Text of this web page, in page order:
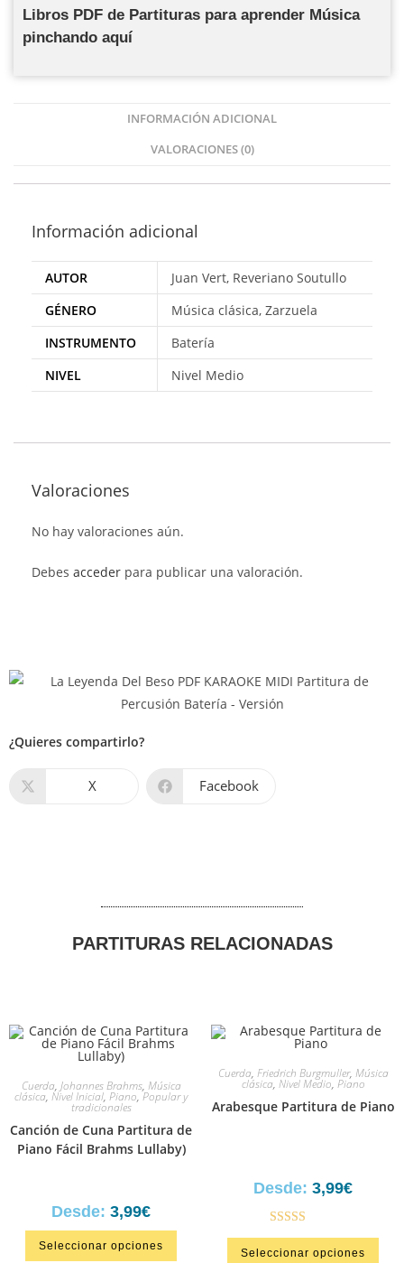
¿Quieres compartirlo?
X Facebook
Libros PDF de Partituras para aprender Música
pinchando aquí
INFORMACIÓN ADICIONAL
VALORACIONES (0)
Información adicional
AUTOR
Juan Vert, Reveriano Soutullo
GÉNERO
Música clásica, Zarzuela
INSTRUMENTO
Batería
NIVEL
Nivel Medio
Valoraciones
No hay valoraciones aún.
Debes acceder para publicar una valoración.
PARTITURAS RELACIONADAS
Cuerda, Johannes Brahms, Música
clásica, Nivel Inicial, Piano,Popular y
tradicionales
Canción de Cuna Partitura de
Piano Fácil Brahms Lullaby)
Desde: 3,99€
Seleccionar opciones
Cuerda, Friedrich Burgmuller, Música
clásica, Nivel Medio, Piano
Arabesque Partitura de Piano
Desde: 3,99€
Valorado en
5.00de 5
Seleccionar opciones